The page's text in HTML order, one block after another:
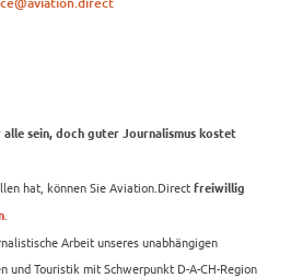
sein, doch guter Journalismus kostet
hat, können Sie Aviation.Direct freiwillig
Arbeit unseres unabhängigen
und Touristik mit Schwerpunkt D-A-CH-Region